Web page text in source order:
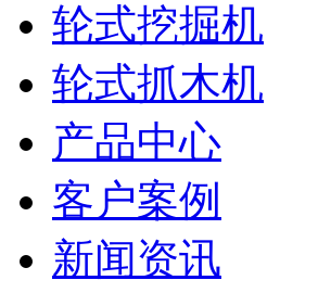
轮式挖掘机
轮式抓木机
产品中心
客户案例
新闻资讯